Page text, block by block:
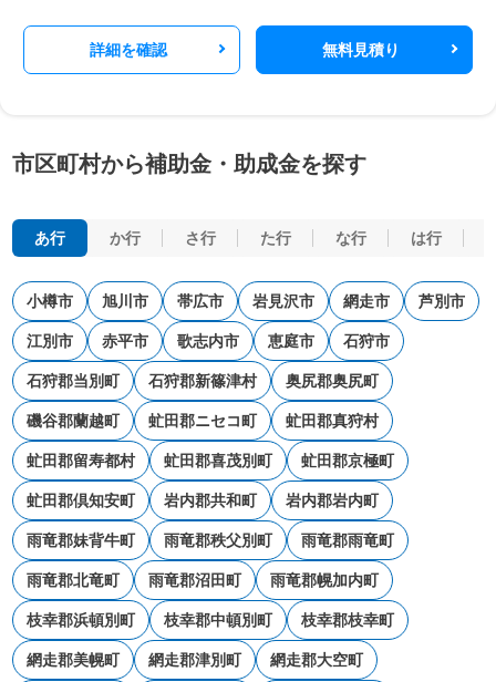
詳細を確認 無料見積り
市区町村から補助金・助成金を探す
あ行 か行 さ行 た行 な行 は行
小樽市 旭川市 帯広市 岩見沢市 網走市 芦別市
江別市 赤平市 歌志内市 恵庭市 石狩市
石狩郡当別町 石狩郡新篠津村 奥尻郡奥尻町
磯谷郡蘭越町 虻田郡ニセコ町 虻田郡真狩村
虻田郡留寿都村 虻田郡喜茂別町 虻田郡京極町
虻田郡倶知安町 岩内郡共和町 岩内郡岩内町
雨竜郡妹背牛町 雨竜郡秩父別町 雨竜郡雨竜町
雨竜郡北竜町 雨竜郡沼田町 雨竜郡幌加内町
枝幸郡浜頓別町 枝幸郡中頓別町 枝幸郡枝幸町
網走郡美幌町 網走郡津別町 網走郡大空町